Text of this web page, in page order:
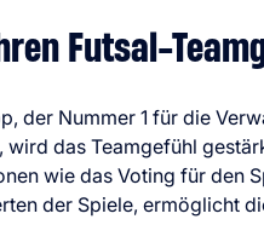
Futsal-
der Nummer 1 für die
wird das Teamgefühl
wie das Voting für den
der Spiele, ermöglicht